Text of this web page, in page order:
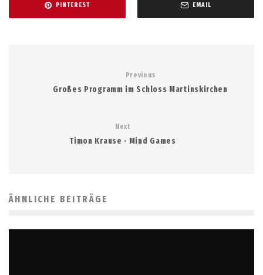
PINTEREST EMAIL
Previous
Großes Programm im Schloss Martinskirchen
Next
Timon Krause · Mind Games
ÄHNLICHE BEITRÄGE